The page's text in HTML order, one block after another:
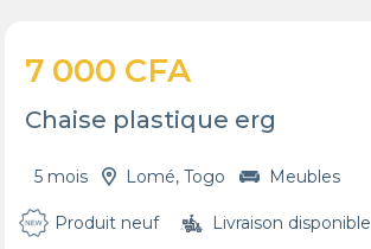
7 000 CFA
Chaise plastique erg
5 mois Lomé, Togo Meubles
Produit neuf Livraison disponible